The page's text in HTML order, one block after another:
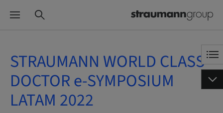
STRAUMANN WORLD CLASS
DOCTOR e-SYMPOSIUM
LATAM 2022